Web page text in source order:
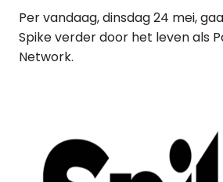
Per vandaag, dinsdag 24 mei,
Spike verder door het leven als
Network.